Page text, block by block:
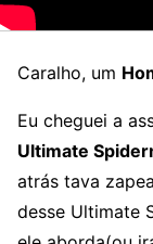
Caralho, um
Eu cheguei a
Ultimate
atrás tava
desse Ultimate